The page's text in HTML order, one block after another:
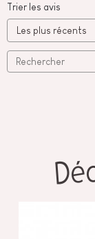
Trier les avis